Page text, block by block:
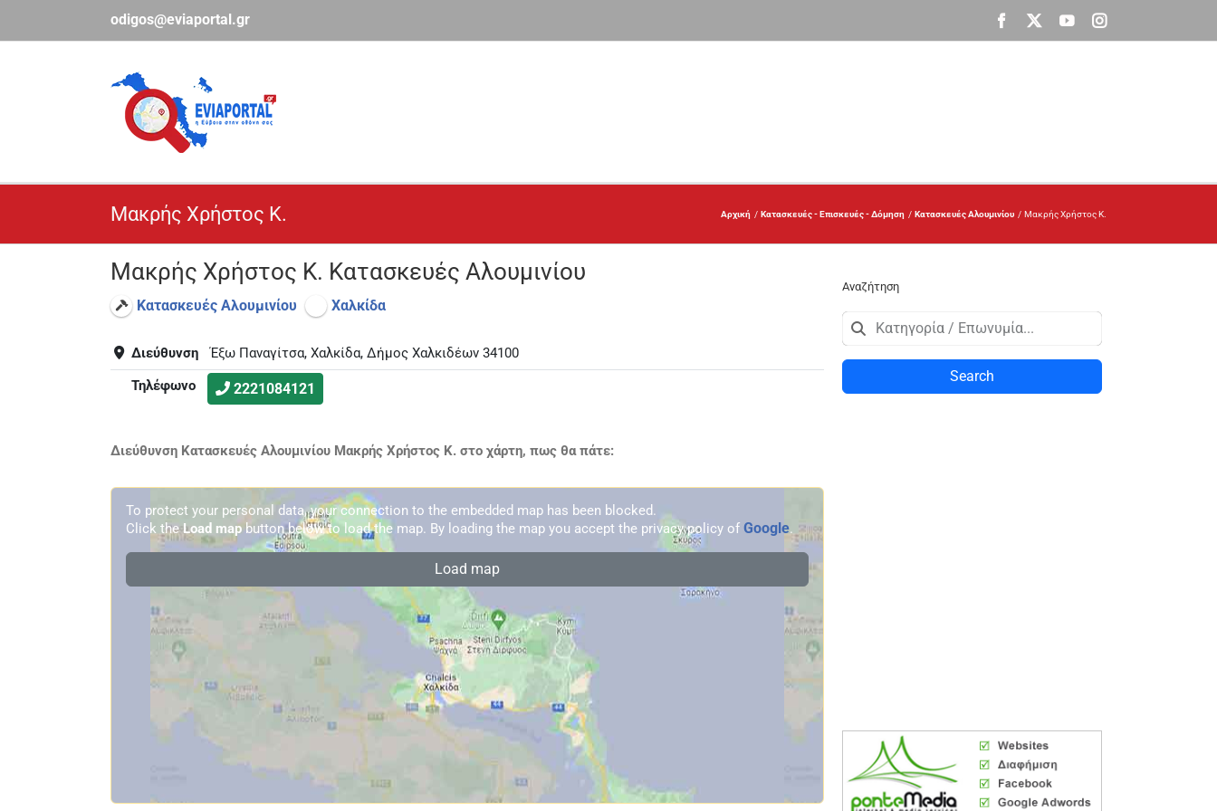
περιεχόμενο
odigos@eviaportal.gr Facebook
X YouTubeInstagram
Μακρής Χρήστος Κ. Αρχική Κατασκευές - Επισκευές - Δόμηση Κατασκευές Αλουμινίου Μακρής Χρήστος Κ.
Μακρής Χρήστος Κ. Κατασκευές Αλουμινίου
Κατασκευές Αλουμινίου Χαλκίδα
Διεύθυνση
Έξω Παναγίτσα, Χαλκίδα, Δήμος Χαλκιδέων 34100
Τηλέφωνο
2221084121
Διεύθυνση Κατασκευές Αλουμινίου Μακρής Χρήστος Κ. στο χάρτη, πως θα πάτε:
To protect your personal data, your connection to the embedded map has been blocked.
Click the Load mapbutton below to load the map. By loading the map you accept the privacy policy of Google.
Load map
Αναζήτηση
Search